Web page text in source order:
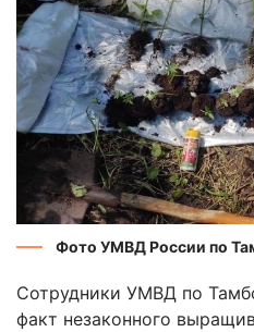
Фото УМВД России по
Сотрудники УМВД по
факт незаконного